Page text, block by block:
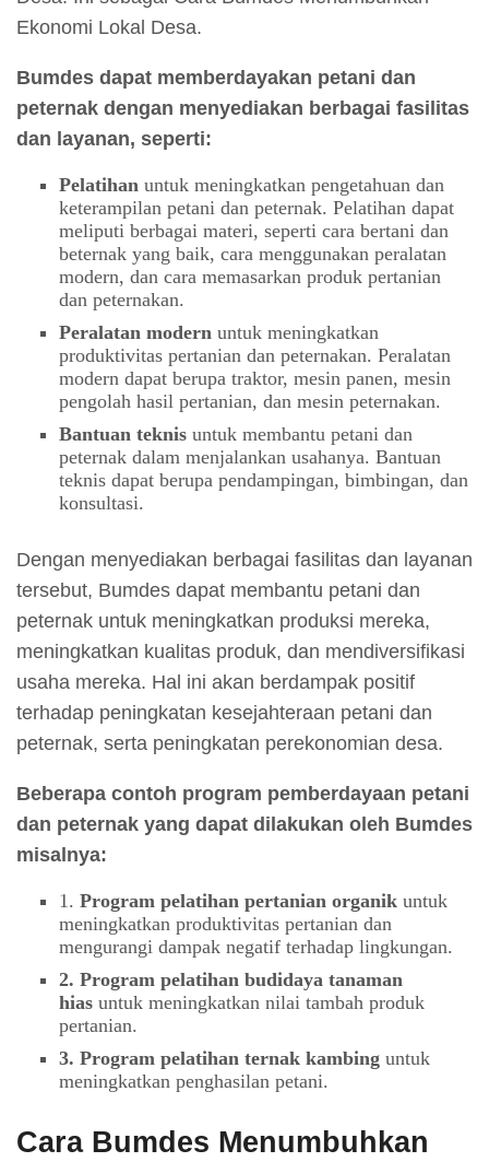
Ekonomi Lokal Desa.
Bumdes dapat memberdayakan petani dan
peternak dengan menyediakan berbagai fasilitas
dan layanan, seperti:
Pelatihan untuk meningkatkan pengetahuan dan
keterampilan petani dan peternak. Pelatihan dapat
meliputi berbagai materi, seperti cara bertani dan
beternak yang baik, cara menggunakan peralatan
modern, dan cara memasarkan produk pertanian
dan peternakan.
Peralatan modern untuk meningkatkan
produktivitas pertanian dan peternakan. Peralatan
modern dapat berupa traktor, mesin panen, mesin
pengolah hasil pertanian, dan mesin peternakan.
Bantuan teknisuntuk membantu petani dan
peternak dalam menjalankan usahanya. Bantuan
teknis dapat berupa pendampingan, bimbingan, dan
konsultasi.
Dengan menyediakan berbagai fasilitas dan layanan
tersebut, Bumdes dapat membantu petani dan
peternak untuk meningkatkan produksi mereka,
meningkatkan kualitas produk, dan mendiversifikasi
usaha mereka. Hal ini akan berdampak positif
terhadap peningkatan kesejahteraan petani dan
peternak, serta peningkatan perekonomian desa.
Beberapa contoh program pemberdayaan petani
dan peternak yang dapat dilakukan oleh Bumdes
misalnya:
1. Program pelatihan pertanian organikuntuk
meningkatkan produktivitas pertanian dan
mengurangi dampak negatif terhadap lingkungan.
2. Program pelatihan budidaya tanaman
hiasuntuk meningkatkan nilai tambah produk
pertanian.
3. Program pelatihan ternak kambinguntuk
meningkatkan penghasilan petani.
Cara Bumdes Menumbuhkan